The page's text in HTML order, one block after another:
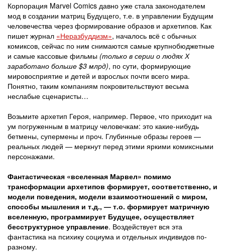
Корпорация Marvel Comics давно уже стала законодателем
мод в создании матриц Будущего, т.е. в управлении Будущим
человечества через формирование образов и архетипов. Как
пишет журнал «Неразбуддизм», началось всё с обычных
комиксов, сейчас по ним снимаются самые крупнобюджетные
и самые кассовые фильмы (только в серии о людях Х
заработано больше $3 млрд), по сути, формирующие
мировосприятие и детей и взрослых почти всего мира.
Понятно, таким компаниям покровительствуют весьма
неслабые сценаристы…
Возьмите архетип Героя, например. Первое, что приходит на
ум погруженным в матрицу человечкам: это какие-нибудь
бетмены, супермены и проч. Глубинные образы героев —
реальных людей — меркнут перед этими яркими комиксными
персонажами.
Фантастическая «вселенная Марвел» помимо
трансформации архетипов формирует, соответственно, и
модели поведения, модели взаимоотношений с миром,
способы мышления и т.д., — т.о. формирует матричную
вселенную, программирует Будущее, осуществляет
бесструктурное управление. Воздействует вся эта
фантастика на психику социума и отдельных индивидов по-
разному.